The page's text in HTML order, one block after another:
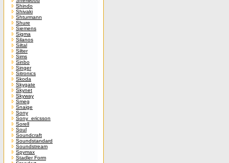
Shindo
Shivaki
Shturmann
Shure
Siemens
Sigma
Silanos
Siltal
Silter
Sims
Sinbo
Singer
Sitronics
Skoda
Skygate
Skynet
Skyway
Smeg
Snaige
Sony
Sony_ericsson
Sorell
Soul
Soundcraft
Soundstandard
Soundstream
Spymax
Stadler Form